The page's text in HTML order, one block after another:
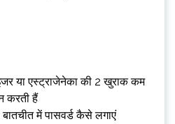
या एस्ट्राजेनेका की 2 खुराक कम
करती हैं
में पासवर्ड कैसे लगाएं